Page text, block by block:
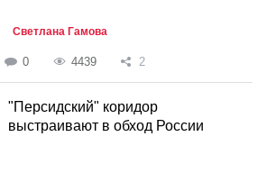
Светлана Гамова
0 4439 2
"Персидский" коридор
выстраивают в обход России